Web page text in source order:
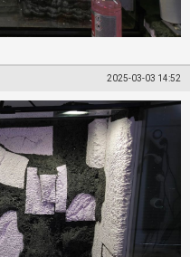
2025-03-03 14:52